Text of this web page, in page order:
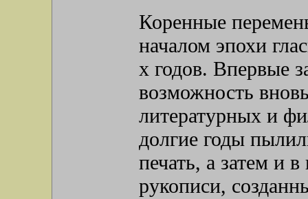
Коренные
началом эпохи
х годов. Впервые
возможность
литературных и
долгие годы
печать, а затем и в
рукописи,